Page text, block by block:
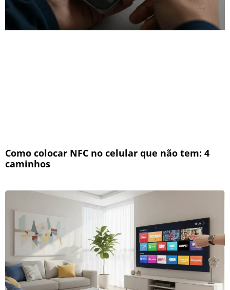
Como colocar NFC no celular que não tem: 4
caminhos